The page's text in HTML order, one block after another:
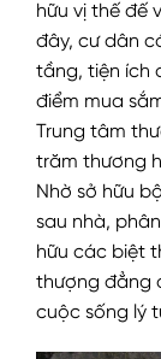
hữu vị thế đế
đây, cư dân
tầng, tiện ích
điểm mua
Trung tâm
trăm thương
Nhờ sở hữu
sau nhà,
hữu các biệt
thượng đẳng
cuộc sống lý